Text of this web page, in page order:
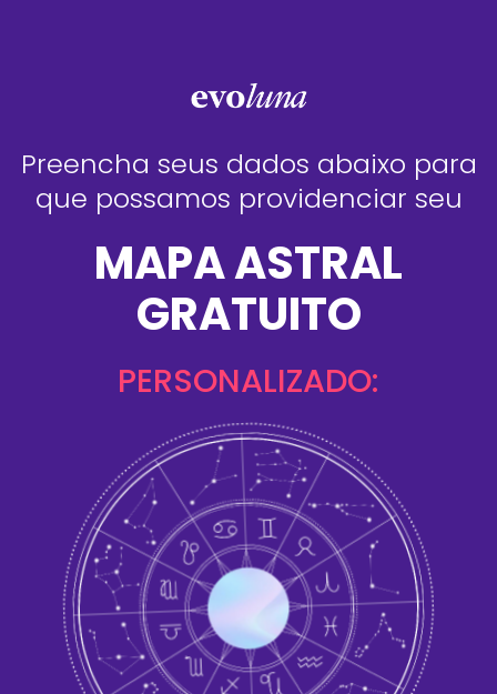
Preencha seus dados abaixo para
que possamos providenciar seu
MAPA ASTRAL
GRATUITO
PERSONALIZADO: